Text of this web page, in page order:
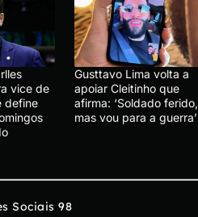
vice de
define
Gusttavo Lima volta a
apoiar Cleitinho que
afirma: ‘Soldado ferido,
mas vou para a guerra’
Sociais 98